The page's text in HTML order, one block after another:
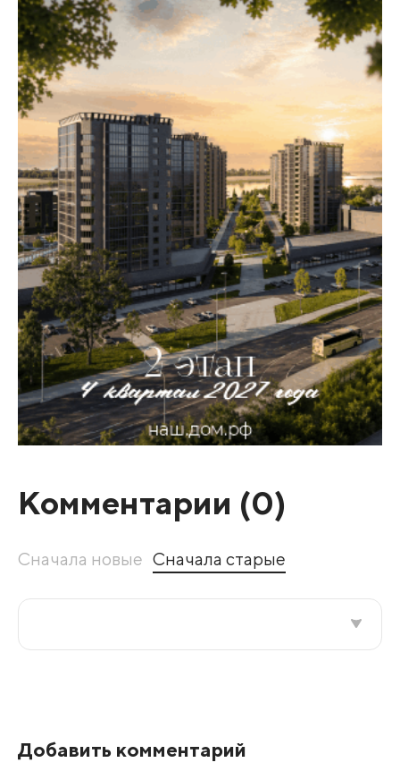
Комментарии (0)
Сначала новые Сначала старые
Добавить комментарий